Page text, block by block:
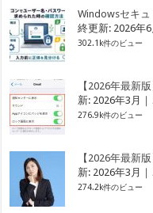
Windowsセキ
終更新: 2026年
302.1k件のビュー
【2026年最新
新: 2026年3月
276.9k件のビュー
【2026年最新
新: 2026年3月
274.2k件のビュー